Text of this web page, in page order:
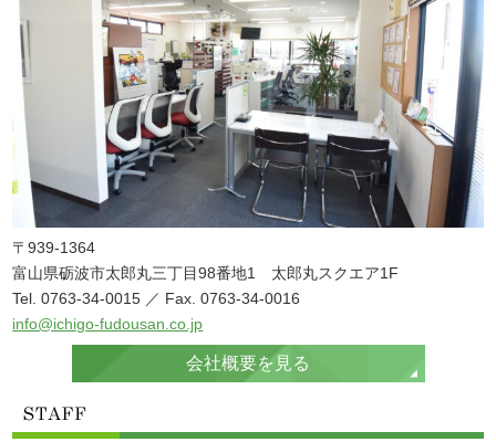
〒939-1364
富山県砺波市太郎丸三丁目98番地1 太郎丸スクエア1F
Tel. 0763-34-0015 ／ Fax. 0763-34-0016
info@ichigo-fudousan.co.jp
会社概要を見る